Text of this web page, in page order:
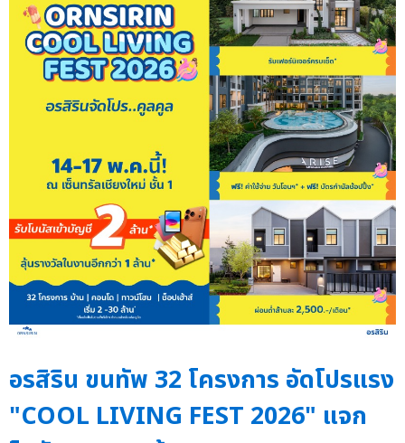
อรสิริน ขนทัพ 32 โครงการ อัดโปรแรง
"COOL LIVING FEST 2026" แจก